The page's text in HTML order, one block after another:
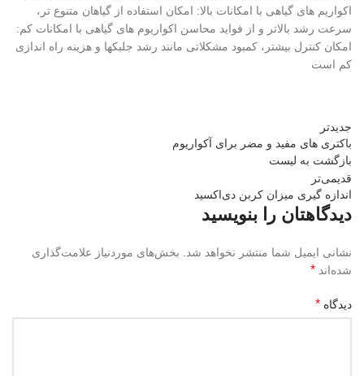
اکواریم های گیاهی با امکانات بالا: امکان استفاده از گیاهان متنوع تر،
سرعت رشد بالاتر و از فواید محاسن اکواریوم های گیاهی با امکانات کم:
امکان کنترل بیشتر، کمبود مشکلاتی مانند رشد جلبکها و هزینه راه اندازی
کم است
جدیدتر
باکتری های مفید و مضر برای آکواریوم
بازگشت به لیست
قدیمی‌تر
اندازه گیری میزان کربن دی‌اکسید
دیدگاهتان را بنویسید
نشانی ایمیل شما منتشر نخواهد شد.
بخش‌های موردنیاز علامت‌گذاری
شده‌اند *
دیدگاه *